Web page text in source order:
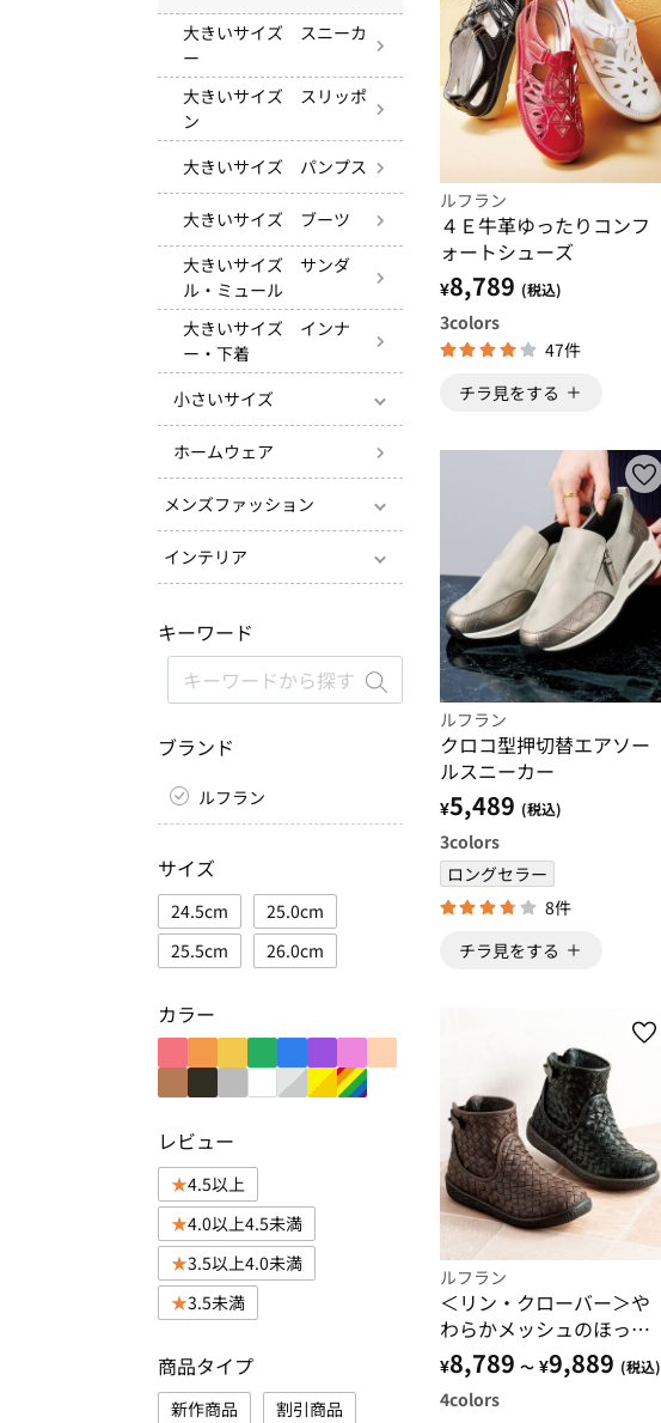
大きいサイズ スニーカ
ー
大きいサイズ スリッポ
ン
大きいサイズ パンプス
大きいサイズ ブーツ
大きいサイズ サンダ
ル・ミュール
大きいサイズ インナ
ー・下着
小さいサイズ
ホームウェア
メンズファッション
インテリア
キーワード
ブランド
ルフラン
サイズ
24.5cm
25.0cm
25.5cm
26.0cm
カラー
レビュー
4.5以上
4.0以上4.5未満
3.5以上4.0未満
3.5未満
商品タイプ
新作商品 割引商品
ルフラン
４Ｅ牛革ゆったりコンフ
ォートシューズ
¥8,789 (税込)
3colors
47件
チラ見をする
ルフラン
クロコ型押切替エアソー
ルスニーカー
¥5,489 (税込)
3colors
ロングセラー
8件
チラ見をする
ルフラン
＜リン・クローバー＞や
わらかメッシュのほっこ
りブーツ
¥8,789 ～ ¥9,889 (税込)
4colors